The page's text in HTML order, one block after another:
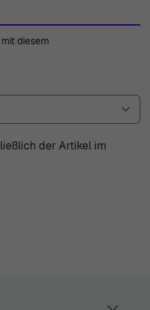
sind bei uns
diesem
der Artikel im